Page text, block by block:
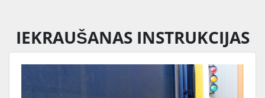
IEKRAUŠANAS INSTRUKCIJAS